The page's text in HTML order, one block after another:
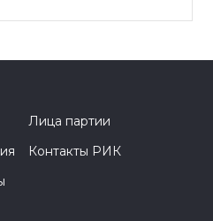
Лица партии
Контакты РИК